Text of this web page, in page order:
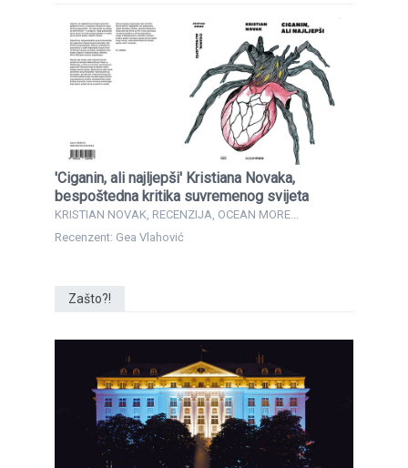
'Ciganin, ali najljepši' Kristiana Novaka,
bespoštedna kritika suvremenog svijeta
KRISTIAN NOVAK, RECENZIJA, OCEAN MORE...
Recenzent: Gea Vlahović
Zašto?!